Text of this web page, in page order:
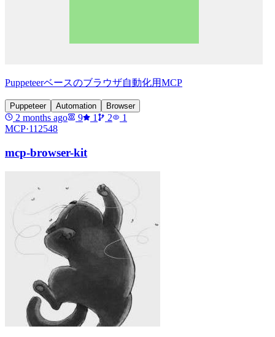
Puppeteerベースのブラウザ自動化用MCP
Puppeteer Automation Browser
2 months ago 9 1 2
1
MCP·112548
mcp-browser-kit